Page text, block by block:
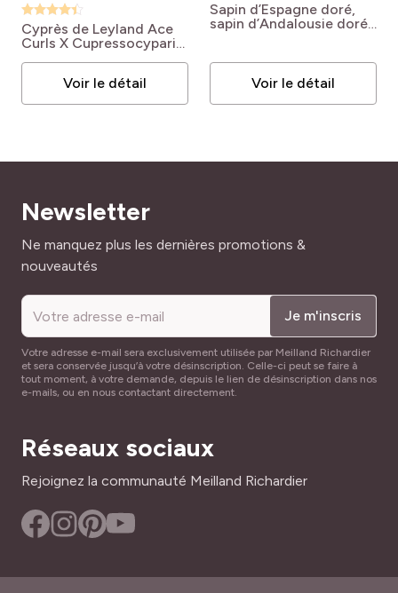
Cyprès de Leyland Ace
Curls X Cupressocyparis
Voir le détail
Sapin d’Espagne doré,
sapin d’Andalousie doré
Aurea
Voir le détail
Newsletter
Adresse mail
Ne manquez plus les dernières promotions &
nouveautés
Je m'inscris
Votre adresse e-mail sera exclusivement utilisée par Meilland Richardier
et sera conservée jusqu’à votre désinscription. Celle-ci peut se faire à
tout moment, à votre demande, depuis le lien de désinscription dans nos
e-mails, ou en nous contactant directement.
Réseaux sociaux
Rejoignez la communauté Meilland Richardier